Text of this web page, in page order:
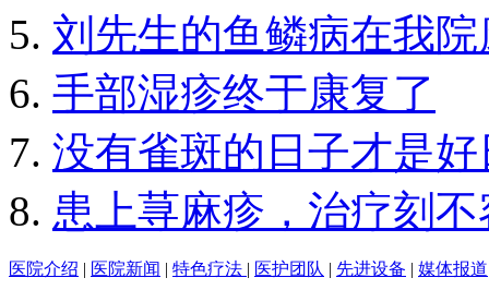
刘先生的鱼鳞病在我院
手部湿疹终于康复了
没有雀斑的日子才是好
患上荨麻疹，治疗刻不
医院介绍 | 医院新闻 | 特色疗法 | 医护团队 | 先进设备 | 媒体报道